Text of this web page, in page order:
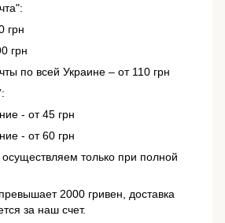
грн
грн
по всей Украине – от 110 грн
- от 45 грн
- от 60 грн
осуществляем только при полной
2000 гривен, доставка
за наш счет.